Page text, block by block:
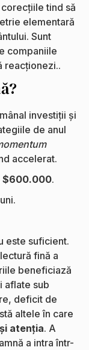
tind să
elementară
Sunt
companiile
reacționezi..
investiții și
de anul
accelerat.
$600.000.
este suficient.
fină a
beneficiază
aflate sub
deficit de
altele în care
atenția. A
a intra într-